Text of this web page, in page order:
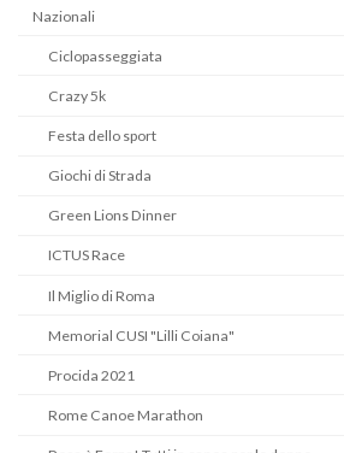
Nazionali
Ciclopasseggiata
Crazy 5k
Festa dello sport
Giochi di Strada
Green Lions Dinner
ICTUS Race
Il Miglio di Roma
Memorial CUSI "Lilli Coiana"
Procida 2021
Rome Canoe Marathon